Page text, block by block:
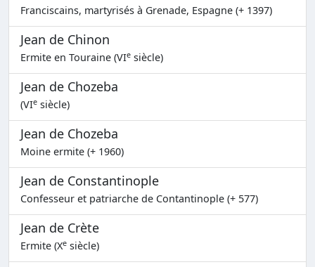
Franciscains, martyrisés à Grenade, Espagne (+ 1397)
Jean de Chinon
Ermite en Touraine (VIe siècle)
Jean de Chozeba
(VIe siècle)
Jean de Chozeba
Moine ermite (+ 1960)
Jean de Constantinople
Confesseur et patriarche de Contantinople (+ 577)
Jean de Crète
Ermite (Xe siècle)